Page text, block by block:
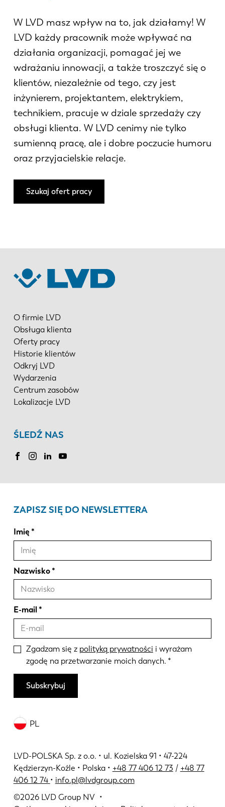
W LVD masz wpływ na to, jak działamy! W
LVD każdy pracownik może wpływać na
działania organizacji, pomagać jej we
wdrażaniu innowacji, a także troszczyć się o
klientów, niezależnie od tego, czy jest
inżynierem, projektantem, elektrykiem,
technikiem, pracuje w dziale sprzedaży czy
obsługi klienta. W LVD cenimy nie tylko
sumienną pracę, ale i dobre poczucie humoru
oraz przyjacielskie relacje.
Szukaj ofert pracy
O firmie LVD
Obsługa klienta
Oferty pracy
Historie klientów
Odkryj LVD
Wydarzenia
Centrum zasobów
Lokalizacje LVD
ŚLEDŹ NAS
PL
LVD-POLSKA Sp. z o.o. • ul. Kozielska 91 • 47-224
Kędzierzyn-Koźle • Polska • +48 77 406 12 73 / +48 77
406 12 74 • info.pl@lvdgroup.com
©2026 LVD Group NV
ZAPISZ SIĘ DO NEWSLETTERA
Imię
Nazwisko
E-mail
Zgadzam się z polityką prywatności i wyrażam
zgodę na przetwarzanie moich danych.
Subskrybuj